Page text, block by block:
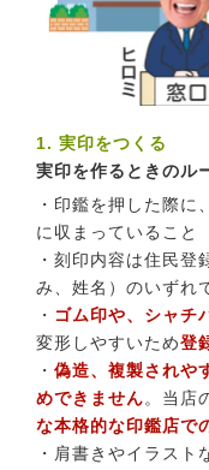
1. 実印をつくる
実印を作るときのル
・印鑑を押した際に、
に収まっていること
・刻印内容は住民登
み、姓名）のいずれ
・ ゴム印や、シャチ
変形しやすいため登
・ 偽造、複製されや
めできません。当店
な本格的な印鑑店で
・肩書きやイラスト